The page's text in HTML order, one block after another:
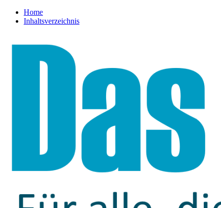
Home
Inhaltsverzeichnis